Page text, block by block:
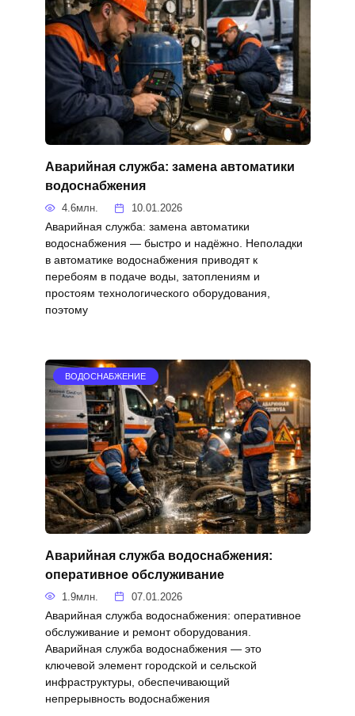
Аварийная служба: замена автоматики
водоснабжения
4.6млн. 10.01.2026
Аварийная служба: замена автоматики
водоснабжения — быстро и надёжно. Неполадки
в автоматике водоснабжения приводят к
перебоям в подаче воды, затоплениям и
простоям технологического оборудования,
поэтому
ВОДОСНАБЖЕНИЕ
Аварийная служба водоснабжения:
оперативное обслуживание
1.9млн. 07.01.2026
Аварийная служба водоснабжения: оперативное
обслуживание и ремонт оборудования.
Аварийная служба водоснабжения — это
ключевой элемент городской и сельской
инфраструктуры, обеспечивающий
непрерывность водоснабжения